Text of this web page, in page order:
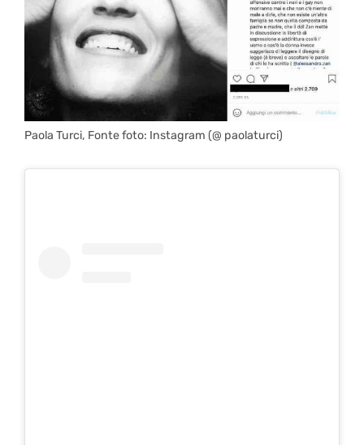
Paola Turci, Fonte foto: Instagram (@ paolaturci)